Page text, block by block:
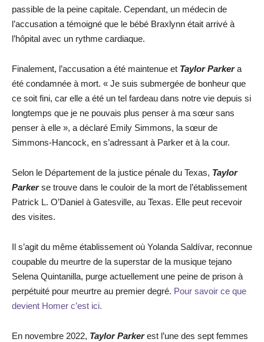
passible de la peine capitale. Cependant, un médecin de
l’accusation a témoigné que le bébé Braxlynn était arrivé à
l’hôpital avec un rythme cardiaque.
Finalement, l’accusation a été maintenue et Taylor Parkera
été condamnée à mort. « Je suis submergée de bonheur que
ce soit fini, car elle a été un tel fardeau dans notre vie depuis si
longtemps que je ne pouvais plus penser à ma sœur sans
penser à elle », a déclaré Emily Simmons, la sœur de
Simmons-Hancock, en s’adressant à Parker et à la cour.
Selon le Département de la justice pénale du Texas, Taylor
Parkerse trouve dans le couloir de la mort de l’établissement
Patrick L. O’Daniel à Gatesville, au Texas. Elle peut recevoir
des visites.
Il s’agit du même établissement où Yolanda Saldívar, reconnue
coupable du meurtre de la superstar de la musique tejano
Selena Quintanilla, purge actuellement une peine de prison à
perpétuité pour meurtre au premier degré. Pour savoir ce que
devient Homer c’est ici.
En novembre 2022, Taylor Parkerest l’une des sept femmes